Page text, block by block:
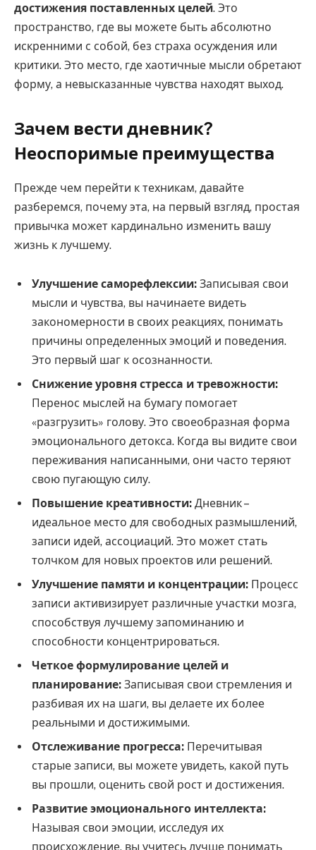
достижения поставленных целей. Это
пространство, где вы можете быть абсолютно
искренними с собой, без страха осуждения или
критики. Это место, где хаотичные мысли обретают
форму, а невысказанные чувства находят выход.
Зачем вести дневник?
Неоспоримые преимущества
Прежде чем перейти к техникам, давайте
разберемся, почему эта, на первый взгляд, простая
привычка может кардинально изменить вашу
жизнь к лучшему.
Улучшение саморефлексии: Записывая свои
мысли и чувства, вы начинаете видеть
закономерности в своих реакциях, понимать
причины определенных эмоций и поведения.
Это первый шаг к осознанности.
Снижение уровня стресса и тревожности:
Перенос мыслей на бумагу помогает
«разгрузить» голову. Это своеобразная форма
эмоционального детокса. Когда вы видите свои
переживания написанными, они часто теряют
свою пугающую силу.
Повышение креативности: Дневник –
идеальное место для свободных размышлений,
записи идей, ассоциаций. Это может стать
толчком для новых проектов или решений.
Улучшение памяти и концентрации: Процесс
записи активизирует различные участки мозга,
способствуя лучшему запоминанию и
способности концентрироваться.
Четкое формулирование целей и
планирование: Записывая свои стремления и
разбивая их на шаги, вы делаете их более
реальными и достижимыми.
Отслеживание прогресса: Перечитывая
старые записи, вы можете увидеть, какой путь
вы прошли, оценить свой рост и достижения.
Развитие эмоционального интеллекта:
Называя свои эмоции, исследуя их
происхождение, вы учитесь лучше понимать